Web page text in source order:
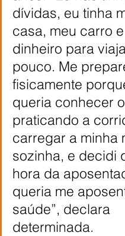
dívidas, eu tinha
casa, meu carro
dinheiro para
pouco. Me
fisicamente
queria conhecer
praticando a
carregar a minha
sozinha, e decidi
hora da
queria me
saúde”, declara
determinada.